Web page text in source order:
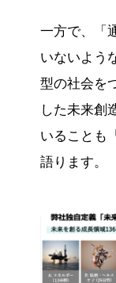
一方で、「
いないよう
型の社会を
した未来創
いることも
語ります。